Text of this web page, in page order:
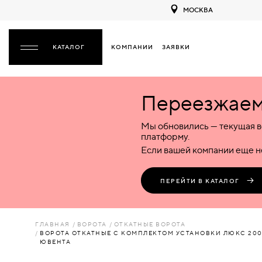
МОСКВА
КОМПАНИИ ЗАЯВКИ
НАЗАД
ПЛАСТИКОВЫЕ
ЛЮКИ
Межкомнатные
Деревянные
Пластиковые
Комбинированные
Входные
Металлические
Пластиковые
Стеклянные
Комбинированные
Специализированные
Металлические
Пластиковые
Стеклянные
Комбинированные
Мы обновились — текущая
платформу.
Если вашей компании еще
ПЕРЕЙТИ В КАТАЛОГ
ГЛАВНАЯ ВОРОТА
ОТКАТНЫЕ ВОРОТА
ВОРОТА ОТКАТНЫЕ С КОМПЛЕКТОМ УСТАНОВКИ ЛЮКС
ЮВЕНТА